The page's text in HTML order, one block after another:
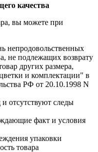
качества
вы можете при
непродовольственных
не подлежащих возврату
других размера,
и комплектации" в
РФ от 20.10.1998 N
отсутствуют следы
факт и условия
упаковки
товара